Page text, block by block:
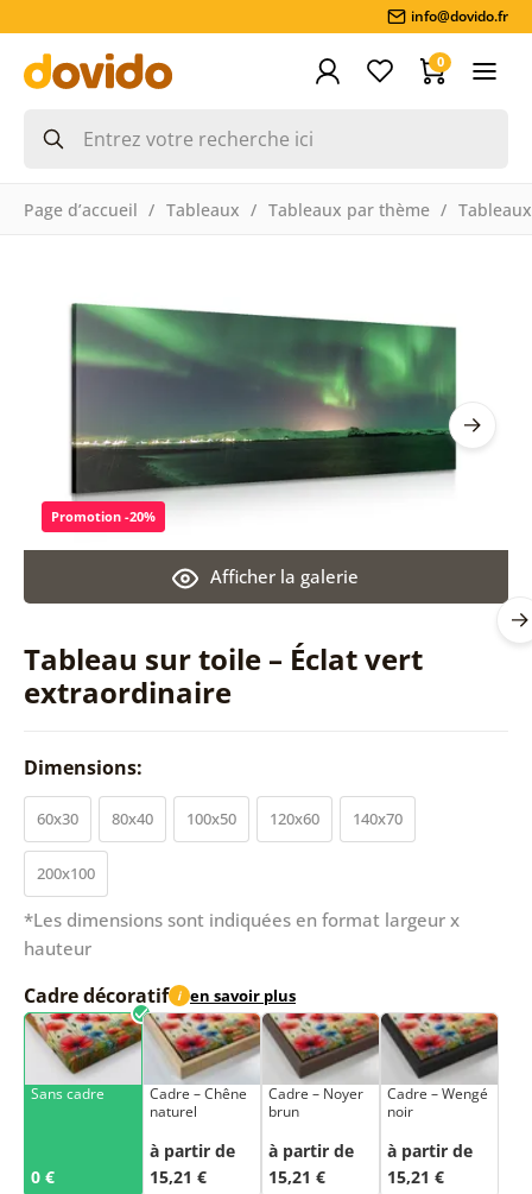
info@dovido.fr
0
Page d’accueil Tableaux Tableaux par thème
Tableau sur toile – Éclat vert
extraordinaire
Afficher la galerie
Promotion -20%
Dimensions:
60x30 80x40 100x50 120x60 140x70
200x100
*Les dimensions sont indiquées en format largeur x
hauteur
Cadre décoratif i en savoir plus
Sans cadre
0 €
Cadre – Chêne
naturel
à partir de
15,21 €
Cadre – Noyer
brun
à partir de
15,21 €
Cadre – Wengé
noir
à partir de
15,21 €